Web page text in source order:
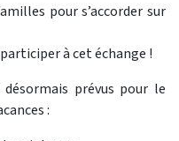
pour s’accorder sur
à cet échange !
prévus pour le
: